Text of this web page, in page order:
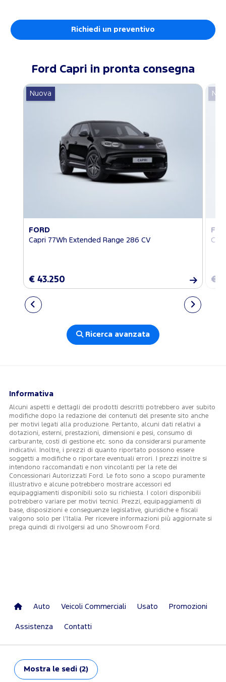
Richiedi un preventivo
Ford Capri in pronta consegna
Nuova
FORD
Capri 77Wh Extended Range 286 CV
€ 43.250 €
Ricerca avanzata
Informativa
Alcuni aspetti e dettagli dei prodotti descritti potrebbero aver subito
modifiche dopo la redazione dei contenuti del presente sito anche
per motivi legati alla produzione. Pertanto, alcuni dati relativi a
dotazioni, esterni, prestazioni, dimensioni e pesi, consumo di
carburante, costi di gestione etc. sono da considerarsi puramente
indicativi. Inoltre, i prezzi di quanto riportato possono essere
soggetti a modifiche o riportare eventuali errori. I prezzi inoltre si
intendono raccomandati e non vincolanti per la rete dei
Concessionari Autorizzati Ford. Le foto sono a scopo puramente
illustrativo e alcune potrebbero mostrare accessori ed
equipaggiamenti disponibili solo su richiesta. I colori disponibili
potrebbero variare per motivi tecnici. Prezzi, equipaggiamenti di
base, disposizioni e conseguenze legislative, giuridiche e fiscali
valgono solo per l’Italia. Per ricevere informazioni più aggiornate si
prega quindi di rivolgersi ad uno Showroom Ford.
Auto Veicoli Commerciali Usato Promozioni
Assistenza Contatti
Mostra le sedi (2)